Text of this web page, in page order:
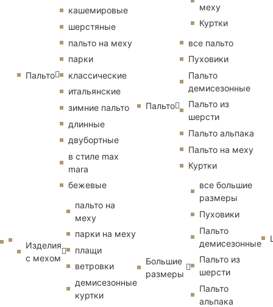
Пальто
кашемировые
шерстяные
пальто на меху
парки
классические
итальянские
зимние пальто
длинные
двубортные
в стиле max
mara
бежевые
Изделия
с мехом
пальто на
меху
парки на меху
плащи
ветровки
демисезонные
куртки
меху
Куртки
Пальто
все пальто
Пуховики
Пальто
демисезонные
Пальто из
шерсти
Пальто альпака
Пальто на меху
Куртки
Большие
размеры
все большие
размеры
Пуховики
Пальто
демисезонные
Пальто из
шерсти
Пальто
альпака